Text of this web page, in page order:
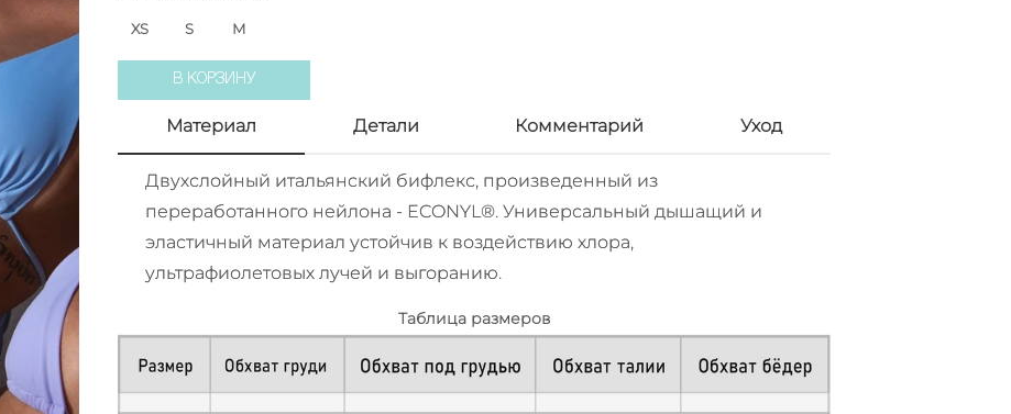
XS S M
В КОРЗИНУ
Материал Детали Комментарий Уход
Двухслойный итальянский бифлекс, произведенный из
переработанного нейлона - ECONYL®. Универсальный дышащий и
эластичный материал устойчив к воздействию хлора,
ультрафиолетовых лучей и выгоранию.
Таблица размеров